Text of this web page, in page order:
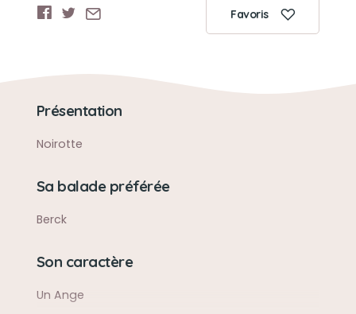
Favoris
Présentation
Noirotte
Sa balade préférée
Berck
Son caractère
Un Ange